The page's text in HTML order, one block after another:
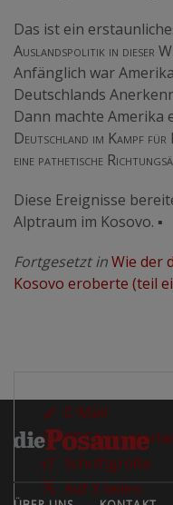
Das ist ein
Auslandspolitik in dieser
Anfänglich war Amerika
Deutschlands
Dann machte Amerika
Deutschland im Kampf
eine pathetische
Diese Ereignisse
Alptraum im Kosovo. ▪
Fortgesetzt inWie der
Kosovo eroberte (teil
E-Mail
PDF
Schriftgröße
Auf X teilen